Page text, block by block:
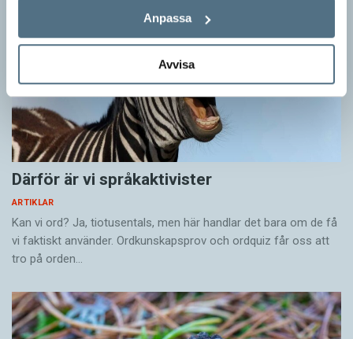
Anpassa
Avvisa
Därför är vi språkaktivister
ARTIKLAR
Kan vi ord? Ja, tiotusentals, men här handlar det bara om de få
vi faktiskt använder. Ordkunskapsprov och ordquiz får oss att
tro på orden…